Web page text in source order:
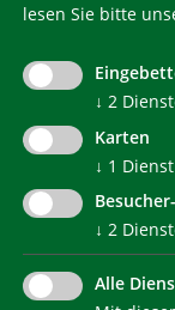
KlimaHaus ist
© 2022
lesen Sie bitte
↓ 2
Karten
↓ 1 Dienst
↓ 2
Alle